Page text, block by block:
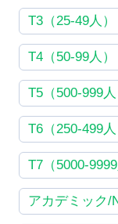
T3（25-49人）
T4（50-99人）
T5（500-999人
T6（250-499人
T7（5000-9999
アカデミック/